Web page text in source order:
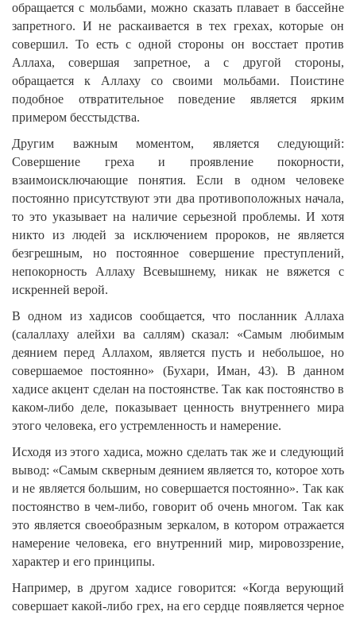
обращается с мольбами, можно сказать плавает в бассейне
запретного. И не раскаивается в тех грехах, которые он
совершил. То есть с одной стороны он восстает против
Аллаха, совершая запретное, а с другой стороны,
обращается к Аллаху со своими мольбами. Поистине
подобное отвратительное поведение является ярким
примером бесстыдства.
Другим важным моментом, является следующий:
Совершение греха и проявление покорности,
взаимоисключающие понятия. Если в одном человеке
постоянно присутствуют эти два противоположных начала,
то это указывает на наличие серьезной проблемы. И хотя
никто из людей за исключением пророков, не является
безгрешным, но постоянное совершение преступлений,
непокорность Аллаху Всевышнему, никак не вяжется с
искренней верой.
В одном из хадисов сообщается, что посланник Аллаха
(салаллаху алейхи ва саллям) сказал: «Самым любимым
деянием перед Аллахом, является пусть и небольшое, но
совершаемое постоянно» (Бухари, Иман, 43). В данном
хадисе акцент сделан на постоянстве. Так как постоянство в
каком-либо деле, показывает ценность внутреннего мира
этого человека, его устремленность и намерение.
Исходя из этого хадиса, можно сделать так же и следующий
вывод: «Самым скверным деянием является то, которое хоть
и не является большим, но совершается постоянно». Так как
постоянство в чем-либо, говорит об очень многом. Так как
это является своеобразным зеркалом, в котором отражается
намерение человека, его внутренний мир, мировоззрение,
характер и его принципы.
Например, в другом хадисе говорится: «Когда верующий
совершает какой-либо грех, на его сердце появляется черное